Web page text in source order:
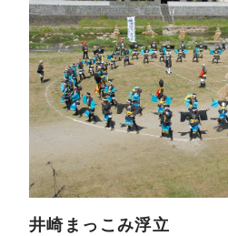
文
井崎まっこみ浮立